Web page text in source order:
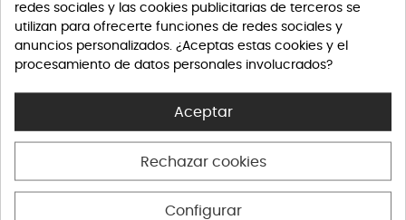
26,50 €
redes sociales y las cookies publicitarias de terceros se
utilizan para ofrecerte funciones de redes sociales y
anuncios personalizados. ¿Aceptas estas cookies y el
procesamiento de datos personales involucrados?
Aceptar
Rechazar cookies
Configurar